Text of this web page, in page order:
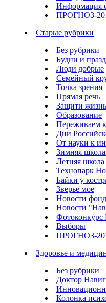
ПРОГНОЗ-
Старые рубрики
Без рубрики
Будни и
Люди добрые
Семейный
Точка зрения
Прямая речь
Защити
Образование
Переживаем
Дни
От науки к
Зимняя
Летняя
Технопарк
Байки у
Зверье мое
Новости
Новости
Фотоконкурс
Выборы
ПРОГНОЗ-
Здоровье и
Без рубрики
Доктор
Колонка